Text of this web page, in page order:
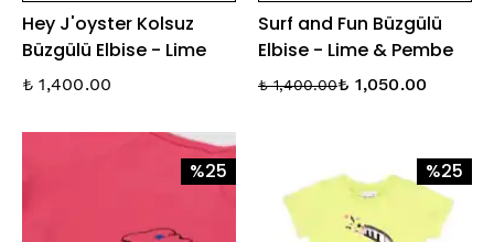
Hey J'oyster Kolsuz
Büzgülü Elbise - Lime
₺ 1,400.00
Surf and Fun Büzgülü
Elbise - Lime & Pembe
₺ 1,400.00₺ 1,050.00
%25 %25